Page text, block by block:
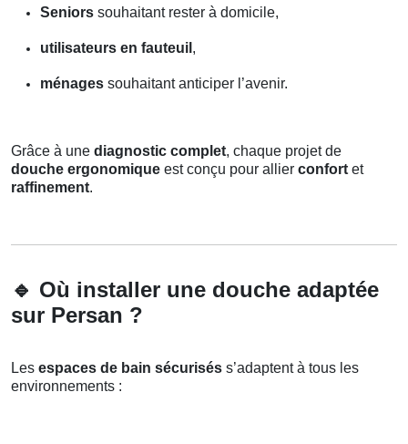
Seniors souhaitant rester à domicile,
utilisateurs en fauteuil ,
ménages souhaitant anticiper l’avenir.
Grâce à une diagnostic complet, chaque projet de
douche ergonomique est conçu pour allier confort et
raffinement.
🔹 Où installer une douche adaptée
sur Persan ?
Les espaces de bain sécurisés s’adaptent à tous les
environnements :